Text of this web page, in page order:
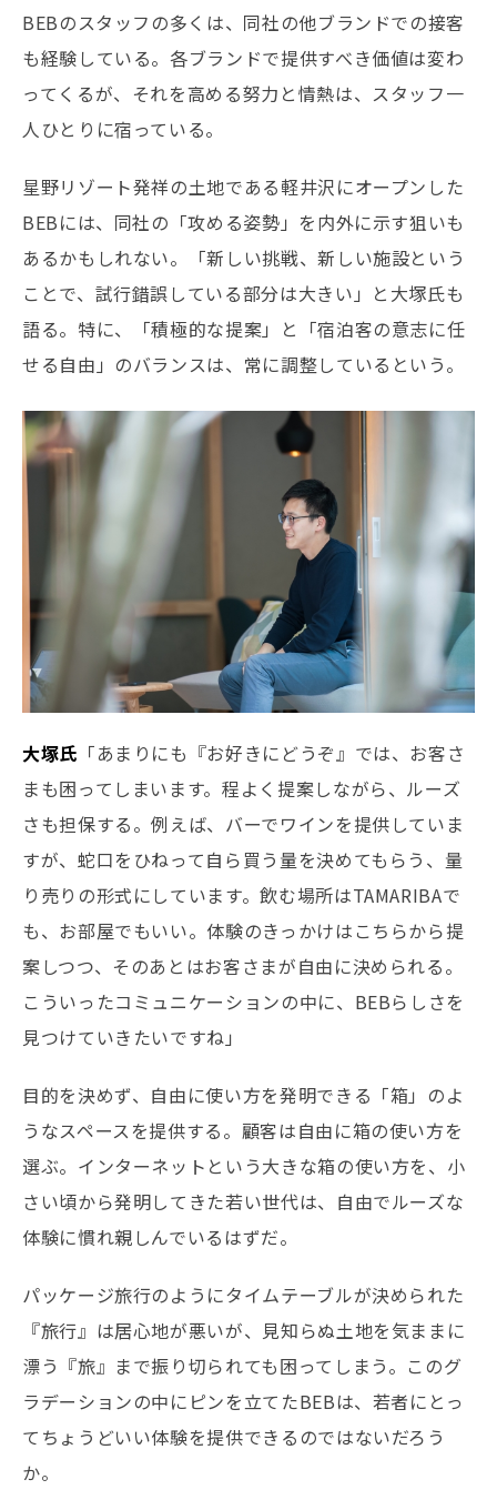
BEBのスタッフの多くは、同社の他ブランドでの接客
も経験している。各ブランドで提供すべき価値は変わ
ってくるが、それを高める努力と情熱は、スタッフ一
人ひとりに宿っている。
星野リゾート発祥の土地である軽井沢にオープンした
BEBには、同社の「攻める姿勢」を内外に示す狙いも
あるかもしれない。「新しい挑戦、新しい施設という
ことで、試行錯誤している部分は大きい」と大塚氏も
語る。特に、「積極的な提案」と「宿泊客の意志に任
せる自由」のバランスは、常に調整しているという。
大塚氏 「あまりにも『お好きにどうぞ』では、お客さ
まも困ってしまいます。程よく提案しながら、ルーズ
さも担保する。例えば、バーでワインを提供していま
すが、蛇口をひねって自ら買う量を決めてもらう、量
り売りの形式にしています。飲む場所はTAMARIBAで
も、お部屋でもいい。体験のきっかけはこちらから提
案しつつ、そのあとはお客さまが自由に決められる。
こういったコミュニケーションの中に、BEBらしさを
見つけていきたいですね」
目的を決めず、自由に使い方を発明できる「箱」のよ
うなスペースを提供する。顧客は自由に箱の使い方を
選ぶ。インターネットという大きな箱の使い方を、小
さい頃から発明してきた若い世代は、自由でルーズな
体験に慣れ親しんでいるはずだ。
パッケージ旅行のようにタイムテーブルが決められた
『旅行』は居心地が悪いが、見知らぬ土地を気ままに
漂う『旅』まで振り切られても困ってしまう。このグ
ラデーションの中にピンを立てたBEBは、若者にとっ
てちょうどいい体験を提供できるのではないだろう
か。